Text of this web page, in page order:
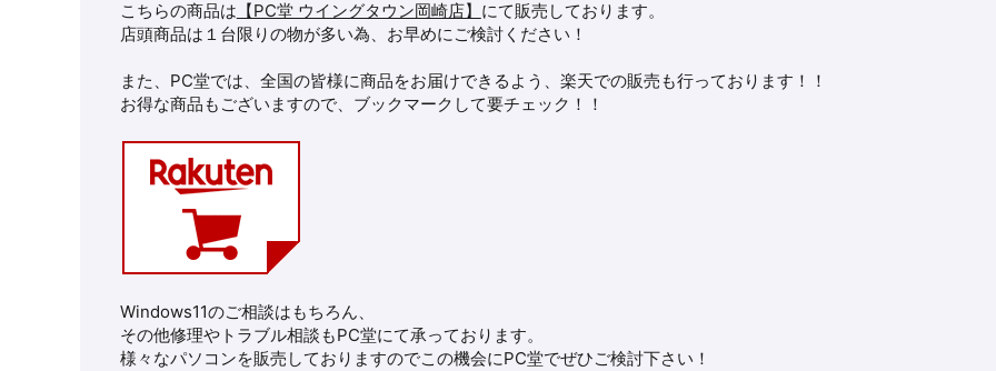
こちらの商品は 【PC堂 ウイングタウン岡崎店】 にて販売しております。
店頭商品は１台限りの物が多い為、お早めにご検討ください！
また、PC堂では、全国の皆様に商品をお届けできるよう、楽天での販売も行っております！！
お得な商品もございますので、ブックマークして要チェック！！
Windows11のご相談はもちろん、
その他修理やトラブル相談もPC堂にて承っております。
様々なパソコンを販売しておりますのでこの機会にPC堂でぜひご検討下さい！